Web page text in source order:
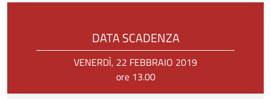
DATA SCADENZA
VENERDÌ, 22 FEBBRAIO 2019
ore 13.00